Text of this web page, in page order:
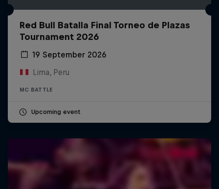
Red Bull Batalla Final Torneo de Plazas
Tournament 2026
19 September 2026
Lima, Peru
MC BATTLE
Upcoming event